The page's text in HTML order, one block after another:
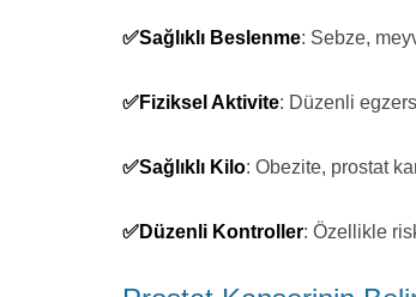
✅Sağlıklı Beslenme: Sebze,
✅Fiziksel Aktivite: Düzenli
✅Sağlıklı Kilo: Obezite, prostat
✅Düzenli Kontroller: Özellikle